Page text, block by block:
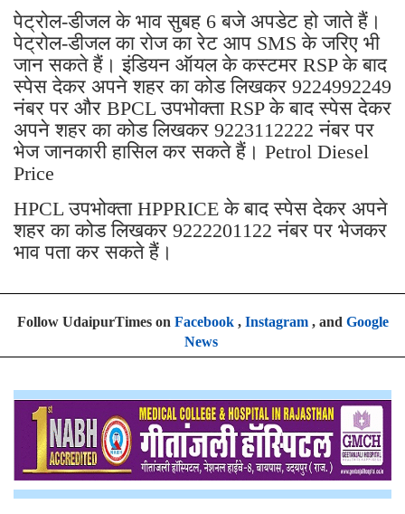
पेट्रोल-डीजल के भाव सुबह 6 बजे अपडेट हो जाते हैं।
पेट्रोल-डीजल का रोज का रेट आप SMS के जरिए भी
जान सकते हैं। इंडियन ऑयल के कस्टमर RSP के बाद
स्पेस देकर अपने शहर का कोड लिखकर 9224992249
नंबर पर और BPCL उपभोक्ता RSP के बाद स्पेस देकर
अपने शहर का कोड लिखकर 9223112222 नंबर पर
भेज जानकारी हासिल कर सकते हैं। Petrol Diesel
Price
HPCL उपभोक्ता HPPRICE के बाद स्पेस देकर अपने
शहर का कोड लिखकर 9222201122 नंबर पर भेजकर
भाव पता कर सकते हैं।
Follow UdaipurTimes on Facebook, Instagram, and Google
News